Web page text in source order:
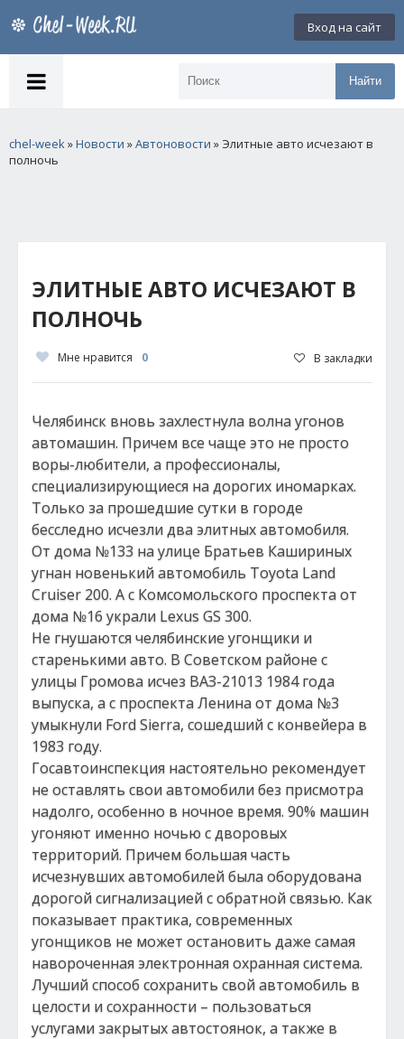
Вход на сайт
Найти
chel-week»Новости »Автоновости » Элитные авто исчезают в
полночь
ЭЛИТНЫЕ АВТО ИСЧЕЗАЮТ В
ПОЛНОЧЬ
Мне нравится 0 В закладки
Челябинск вновь захлестнула волна угонов
автомашин. Причем все чаще это не просто
воры-любители, а профессионалы,
специализирующиеся на дорогих иномарках.
Только за прошедшие сутки в городе
бесследно исчезли два элитных автомобиля.
От дома №133 на улице Братьев Кашириных
угнан новенький автомобиль Toyota Land
Cruiser 200. А с Комсомольского проспекта от
дома №16 украли Lexus GS 300.
Не гнушаются челябинские угонщики и
старенькими авто. В Советском районе с
улицы Громова исчез ВАЗ-21013 1984 года
выпуска, а с проспекта Ленина от дома №3
умыкнули Ford Sierra, сошедший с конвейера в
1983 году.
Госавтоинспекция настоятельно рекомендует
не оставлять свои автомобили без присмотра
надолго, особенно в ночное время. 90% машин
угоняют именно ночью с дворовых
территорий. Причем большая часть
исчезнувших автомобилей была оборудована
дорогой сигнализацией с обратной связью. Как
показывает практика, современных
угонщиков не может остановить даже самая
навороченная электронная охранная система.
Лучший способ сохранить свой автомобиль в
целости и сохранности – пользоваться
услугами закрытых автостоянок, а также в